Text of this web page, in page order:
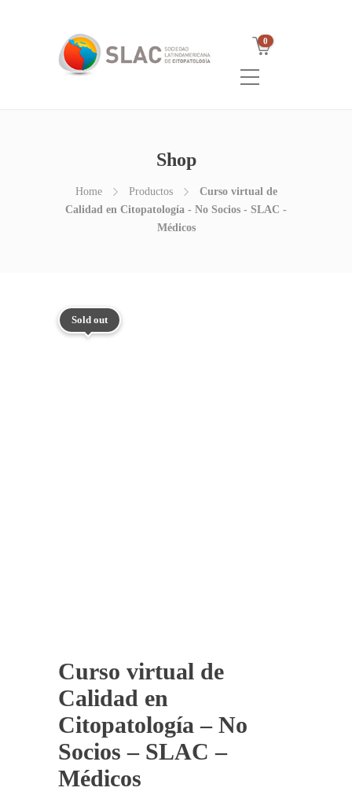
0
Shop
Home Productos
Curso virtual de
Calidad en Citopatología - No Socios - SLAC -
Médicos
Sold out
Curso virtual de
Calidad en
Citopatología – No
Socios – SLAC –
Médicos